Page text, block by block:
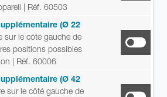
| Réf. 60503
(Ø 22
sur le côté gauche de
positions possibles
| Réf. 60006
(Ø 42
sur le côté gauche de